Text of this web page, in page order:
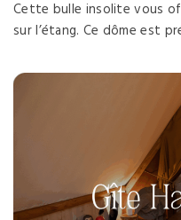
Cette bulle insolite vous
sur l’étang. Ce dôme est